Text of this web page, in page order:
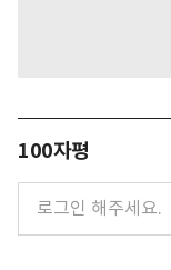
100자평